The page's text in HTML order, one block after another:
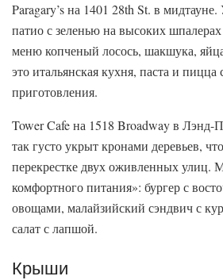
Paragary’s на 1401 28th St. в
патио с зеленью на высоких
меню копченый лосось, шакшука,
это итальянская кухня, паста и пицца
приготовления.
Tower Cafe на 1518 Broadway в Лэнд-
так густо укрыт кронами деревьев,
перекрестке двух оживленных улиц.
комфортного питания»: бургер с
овощами, малайзийский сэндвич с
салат с лапшой.
Крыши